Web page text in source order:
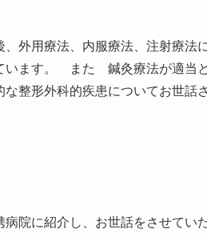
外用療法、内服療法、注射療法
います。 また 鍼灸療法が適当
整形外科的疾患についてお世話
院に紹介し、お世話をさせてい